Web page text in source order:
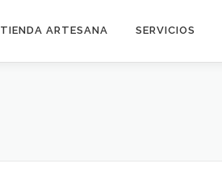
TIENDA ARTESANA SERVICIOS